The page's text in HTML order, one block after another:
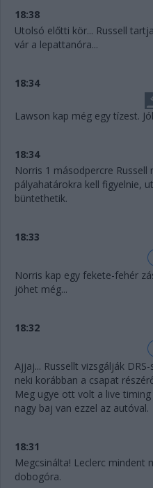
18:38
Utolsó előtti kör... Russell
vár a lepattanóra...
18:34
Lawson kap még egy tízest.
18:34
Norris 1 másodpercre Russell
pályahatárokra kell figyelnie,
büntethetik.
18:33
Norris kap egy fekete-fehér
jöhet még...
18:32
Ajjaj... Russellt vizsgálják
neki korábban a csapat
Meg ugye ott volt a live
nagy baj van ezzel az autóval.
18:31
Megcsinálta! Leclerc
dobogóra.